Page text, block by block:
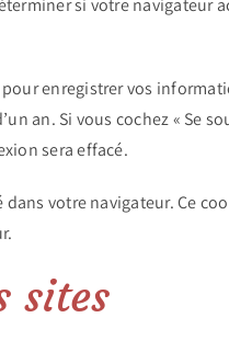
si votre navigateur
enregistrer vos
an. Si vous cochez « Se
sera effacé.
votre navigateur. Ce
sites